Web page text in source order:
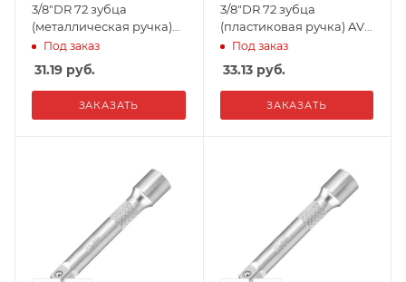
3/8"DR 72 зубца
(металлическая ручка)
AVS RH03872
Под заказ
31.19 руб.
ЗАКАЗАТЬ
3/8"DR 72 зубца
(пластиковая ручка) AVS
RH13872
Под заказ
33.13руб.
ЗАКАЗАТЬ